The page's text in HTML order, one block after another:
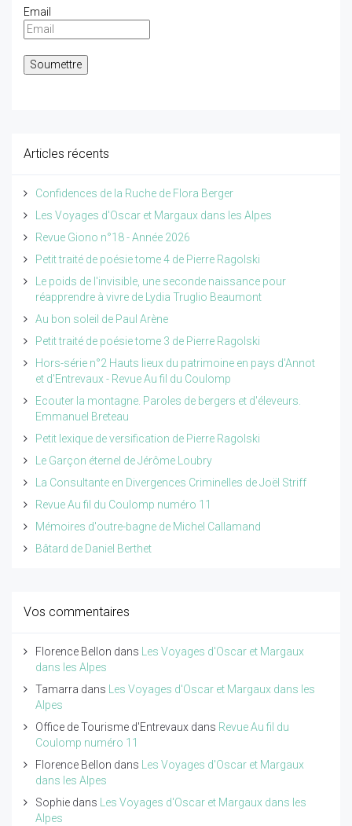
Email
Articles récents
Confidences de la Ruche de Flora Berger
Les Voyages d'Oscar et Margaux dans les Alpes
Revue Giono n°18 - Année 2026
Petit traité de poésie tome 4 de Pierre Ragolski
Le poids de l'invisible, une seconde naissance pour
réapprendre à vivre de Lydia Truglio Beaumont
Au bon soleil de Paul Arène
Petit traité de poésie tome 3 de Pierre Ragolski
Hors-série n°2 Hauts lieux du patrimoine en pays d'Annot
et d'Entrevaux - Revue Au fil du Coulomp
Ecouter la montagne. Paroles de bergers et d'éleveurs.
Emmanuel Breteau
Petit lexique de versification de Pierre Ragolski
Le Garçon éternel de Jérôme Loubry
La Consultante en Divergences Criminelles de Joël Striff
Revue Au fil du Coulomp numéro 11
Mémoires d'outre-bagne de Michel Callamand
Bâtard de Daniel Berthet
Vos commentaires
Florence Bellon dans
Les Voyages d'Oscar et Margaux
dans les Alpes
Tamarra dans
Les Voyages d'Oscar et Margaux dans les
Alpes
Office de Tourisme d'Entrevaux dans Revue Au fil du
Coulomp numéro 11
Florence Bellon dans
Les Voyages d'Oscar et Margaux
dans les Alpes
Sophie dans
Les Voyages d'Oscar et Margaux dans les
Alpes